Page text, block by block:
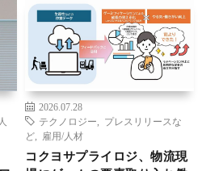
2026.07.28
テクノロジー
プレスリリースな
ど
雇用/人材
コクヨサプライロジ、物流現